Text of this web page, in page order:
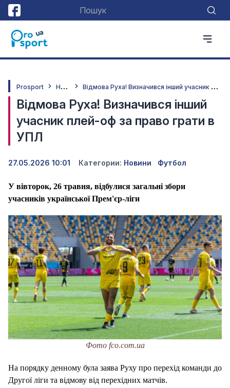
Prosport Н
овини В
ідмова Руха! Визначився інший учасник плей-оф за право грати в УПЛ
Відмова Руха! Визначився інший
учасник плей-оф за право грати в
УПЛ
27.05.2026 10:01 Категории: Новини Футбол
У вівторок, 26 травня, відбулися загальні збори
учасників української Прем'єр-ліги
Фото fco.com.ua
На порядку денному була заява Руху про перехід команди до
Другої ліги та відмову від перехідних матчів.